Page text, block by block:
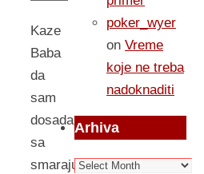
Kaze
Baba
da
sam
dosadan
sa
smarajucim
poker_wyer
on Vreme
koje ne treba
nadoknaditi
Arhiva
Arhiva